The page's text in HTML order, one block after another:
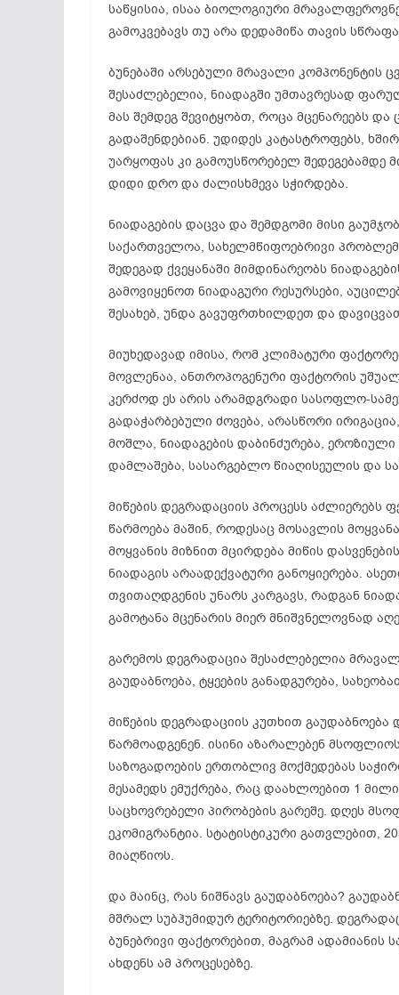
საწყისია, ისაა ბიოლოგიური
გამოკვებავს თუ არა დედამიწა თავის
ბუნებაში არსებული მრავალი კომპონენტის
შესაძლებელია, ნიადაგში უმთავრესად
მას შემდეგ შევიტყობთ, როცა მცენარეებს
გადაშენდებიან. უდიდეს კატასტროფებს,
უარყოფას კი გამოუსწორებელ შედეგებამდე
დიდი დრო და ძალისხმევა სჭირდება.
ნიადაგების დაცვა და შემდგომი მისი
საქართველოა, სახელმწიფოებრივი
შედეგად ქვეყანაში მიმდინარეობს
გამოვიყენოთ ნიადაგური რესურსები,
შესახებ, უნდა გავუფრთხილდეთ და
მიუხედავად იმისა, რომ კლიმატური
მოვლენაა, ანთროპოგენური ფაქტორის
კერძოდ ეს არის არამდგრადი სასოფლო-
გადაჭარბებული ძოვება, არასწორი
მოშლა, ნიადაგების დაბინძურება,
დამლაშება, სასარგებლო წიაღისეულის და
მიწების დეგრადაციის პროცესს აძლიერებს
წარმოება მაშინ, როდესაც მოსავლის
მოყვანის მიზნით მცირდება მიწის
ნიადაგის არაადექვატური განოყიერება.
თვითაღდგენის უნარს კარგავს, რადგან
გამოტანა მცენარის მიერ მნიშვნელოვნად
გარემოს დეგრადაცია შესაძლებელია
გაუდაბნოება, ტყეების განადგურება,
მიწების დეგრადაციის კუთხით
წარმოადგენენ. ისინი აზარალებენ
საზოგადოების ერთობლივ მოქმედებას
მესამედს ემუქრება, რაც დაახლოებით 1
საცხოვრებელი პირობების გარეშე. დღეს
ეკომიგრანტია. სტატისტიკური გათვლებით,
მიაღწიოს.
და მაინც, რას ნიშნავს გაუდაბნოება?
მშრალ სუბჰუმიდურ ტერიტორიებზე.
ბუნებრივი ფაქტორებით, მაგრამ ადამიანის
ახდენს ამ პროცესებზე.